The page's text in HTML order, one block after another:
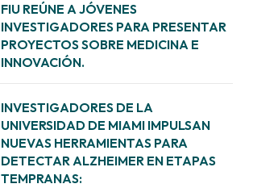
FIU REÚNE A JÓVENES
INVESTIGADORES PARA PRESENTAR
PROYECTOS SOBRE MEDICINA E
INNOVACIÓN.
INVESTIGADORES DE LA
UNIVERSIDAD DE MIAMI IMPULSAN
NUEVAS HERRAMIENTAS PARA
DETECTAR ALZHEIMER EN ETAPAS
TEMPRANAS: